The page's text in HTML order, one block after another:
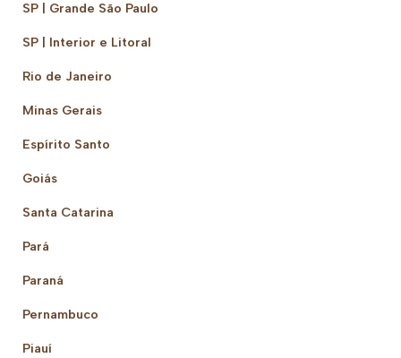
SP | Grande São Paulo
SP | Interior e Litoral
Rio de Janeiro
Minas Gerais
Espírito Santo
Goiás
Santa Catarina
Pará
Paraná
Pernambuco
Piauí